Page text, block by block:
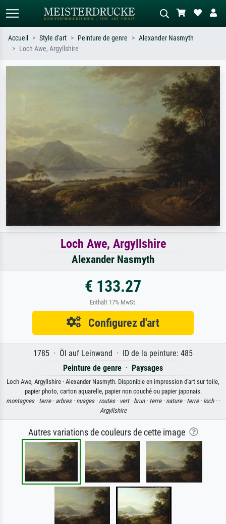
Recherchez par artiste, titre ou style –
Décrivez la scène – ex. prairie verte,
abstrait avec beaucoup de rouge,
tableau sombre, nu debout près d'un
arbre.
Accueil Style d'art Peinture de genre
Alexander Nasmyth
Loch Awe, Argyllshire
Loch Awe, Argyllshire
Alexander Nasmyth
€ 133.27
Enthält 17% MwSt.
Configurez d'art
1785 · Öl auf Leinwand · ID de la peinture: 485
Peinture de genre · Paysages
Loch Awe, Argyllshire · Alexander Nasmyth. Disponible en impression d'art sur toile,
papier photo, carton aquarelle, papier non couché ou papier japonais.
montagnes · terre · arbres · nuages · routes · vert · brun · terre · nature · terre · loch · ·
Argyllshire
Autres variations de couleurs de cette image